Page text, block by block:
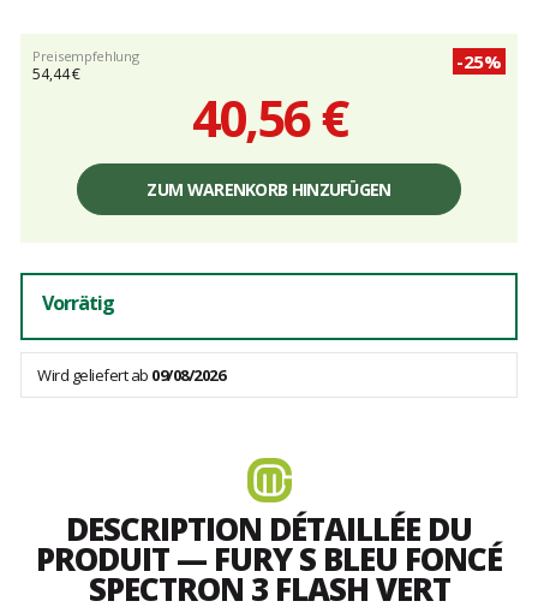
Preisempfehlung
54,44 €
-25%
40,56 €
Einzelpreis,
Gebühren
ZUM WARENKORB HINZUFÜGEN
Vorrätig
Wird geliefert ab 09/08/2026
DESCRIPTION DÉTAILLÉE DU
PRODUIT — FURY S BLEU FONCÉ
SPECTRON 3 FLASH VERT